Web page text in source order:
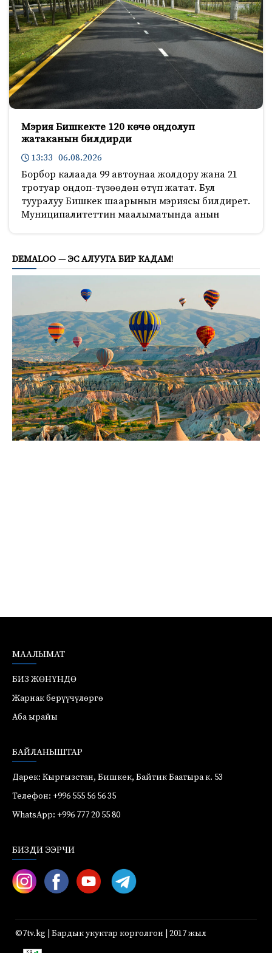
Мэрия Бишкекте 120 көчө оңдолуп
жатаканын билдирди
13:33 06.08.2026
Борбор калаада 99 автоунаа жолдору жана 21
тротуар оңдоп-түзөөдөн өтүп жатат. Бул
тууралуу Бишкек шаарынын мэриясы билдирет.
Муниципалитеттин маалыматында анын
DEMALOO — ЭС АЛУУГА БИР КАДАМ!
МААЛЫМАТ
БИЗ ЖӨНҮНДӨ
Жарнак берүүчүлөргө
Аба ырайы
БАЙЛАНЫШТАР
Дарек: Кыргызстан, Бишкек, Байтик Баатыра к. 53
Телефон: +996 555 56 56 35
WhatsApp: +996 777 20 55 80
БИЗДИ ЭЭРЧИ
©7tv.kg | Бардык укуктар корголгон | 2017 жыл